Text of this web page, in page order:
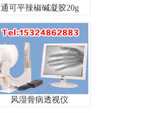
通可平辣椒碱凝胶20g
风湿骨病透视仪